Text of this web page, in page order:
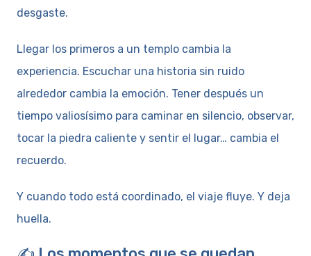
desgaste.
Llegar los primeros a un templo cambia la
experiencia. Escuchar una historia sin ruido
alrededor cambia la emoción. Tener después un
tiempo valiosísimo para caminar en silencio, observar,
tocar la piedra caliente y sentir el lugar… cambia el
recuerdo.
Y cuando todo está coordinado, el viaje fluye. Y deja
huella.